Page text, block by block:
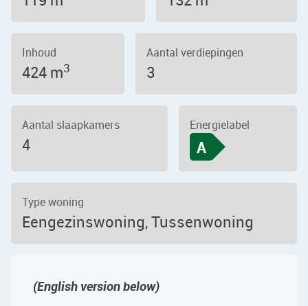
Inhoud
424 m3
Aantal verdiepingen
3
Aantal slaapkamers
4
Energielabel
A
Type woning
Eengezinswoning, Tussenwoning
(English version below)